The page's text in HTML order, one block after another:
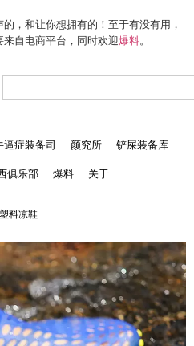
，和让你想拥有的！至于有没有用，
自电商平台，同时欢迎爆料。
逼症装备司 颜究所 铲屎装备库
俱乐部 爆料 关于
料凉鞋